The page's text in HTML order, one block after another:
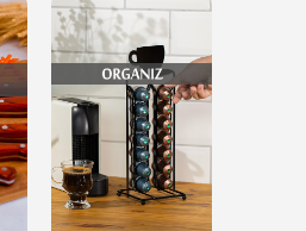
Casa e
Organização
Utilidades